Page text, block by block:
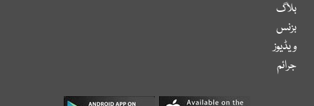
بلاگ
بزنس
ویڈیوز
جرائم